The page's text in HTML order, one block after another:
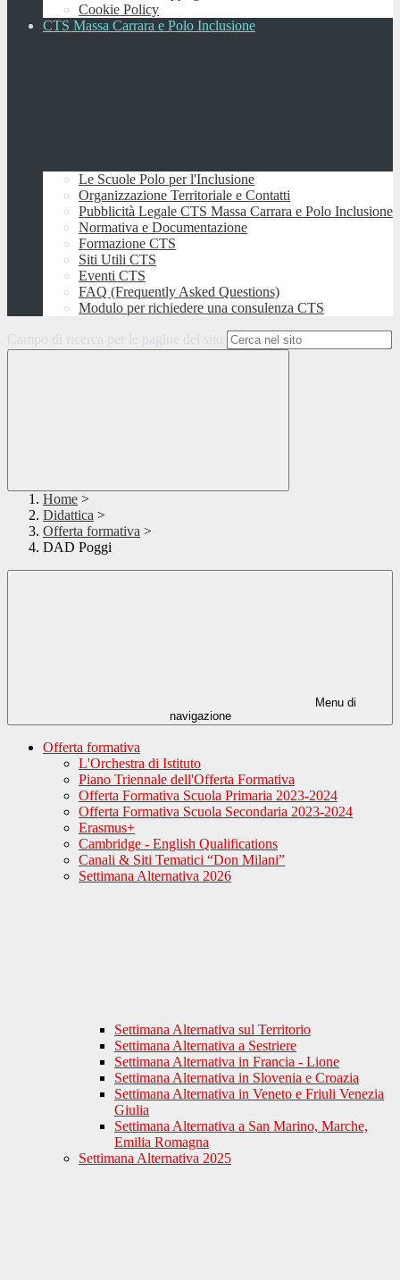
Cookie Policy
CTS Massa Carrara e Polo Inclusione
Le Scuole Polo per l'Inclusione
Organizzazione Territoriale e Contatti
Pubblicità Legale CTS Massa Carrara e Polo Inclusione
Normativa e Documentazione
Formazione CTS
Siti Utili CTS
Eventi CTS
FAQ (Frequently Asked Questions)
Modulo per richiedere una consulenza CTS
Campo di ricerca per le pagine del sito
Home >
Didattica >
Offerta formativa >
DAD Poggi
Menu di
navigazione
Offerta formativa
L'Orchestra di Istituto
Piano Triennale dell'Offerta Formativa
Offerta Formativa Scuola Primaria 2023-2024
Offerta Formativa Scuola Secondaria 2023-2024
Erasmus+
Cambridge - English Qualifications
Canali & Siti Tematici “Don Milani”
Settimana Alternativa 2026
Settimana Alternativa sul Territorio
Settimana Alternativa a Sestriere
Settimana Alternativa in Francia - Lione
Settimana Alternativa in Slovenia e Croazia
Settimana Alternativa in Veneto e Friuli Venezia
Giulia
Settimana Alternativa a San Marino, Marche,
Emilia Romagna
Settimana Alternativa 2025